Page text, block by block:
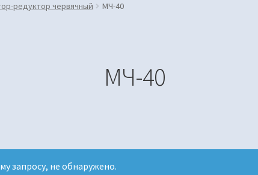
редуктор червячный МЧ-40
МЧ-40
запросу, не обнаружено.